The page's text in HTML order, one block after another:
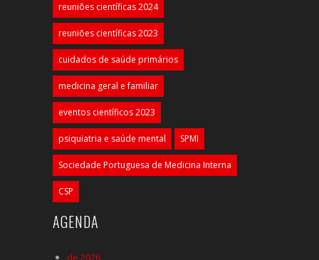
reuniões científicas 2024
reuniões científicas 2023
cuidados de saúde primários
medicina geral e familiar
eventos científicos 2023
psiquiatria e saúde mental SPMI
Sociedade Portuguesa de Medicina Interna
CSP
AGENDA
de 2026